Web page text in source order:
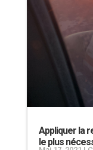
Appliquer la
le plus